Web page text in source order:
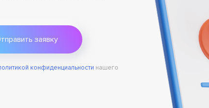
конфиденциальности нашего